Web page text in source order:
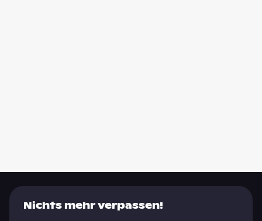
Nichts mehr verpassen!